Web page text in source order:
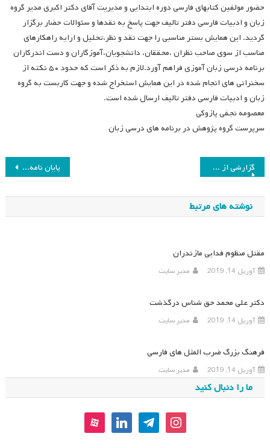
حضور مولفین کتابهای فارسی دوره ابتدایی و مدیریت آقای دکتر اکبری مدیر گروه
زبان و ادبیات فارسی دفتر تالیف جهت پاسخ به نقدها و سئوالات حضار برگزار
گردید. این همایش بستر مناسبی را جهت نقد و نظر،تحلیل و ارایه راهکارهای
مناسب از سوی صاحب نظران ،محققان، دانشجویان،آموزگاران و دست اندرکاران
برنامه درسی زبان آموزی فراهم آورد.لازم به ذکر است که حدود ۵۰ نکته از
سخنرانی های انجام شده در این همایش استخراج شده و جهت کاربست به گروه
زبان و ادبیات فارسی دفتر تالیف ارسال شده است.
معصومه نجفی پازوکی
سرپرست گروه پژوهش در برنامه های درسی زبان
راهبری
نوشته
پایان نامه های دفاع شده گزارشی از فعالیت های فریده عصاره
نوشته های مرتبط
مقتل منظوم فدایی مازندران
آوریل 14, 2019 مدیر سایت
دکتر علی محمد حق شناس درگذشت
آوریل 14, 2019 مدیر سایت
فرهنگ بزرگ ضرب المثل های فارسی
آوریل 14, 2019 مدیر سایت
ما را دنبال کنید
instagram
telegram
linkedin
aparat